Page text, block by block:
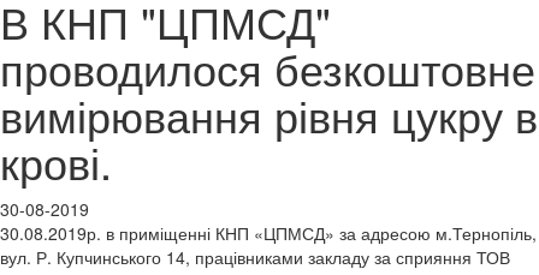
В КНП "ЦПМСД"
проводилося безкоштовне
вимірювання рівня цукру в
крові.
30-08-2019
30.08.2019р. в приміщенні КНП «ЦПМСД» за адресою м.Тернопіль,
вул. Р. Купчинського 14, працівниками закладу за сприяння ТОВ